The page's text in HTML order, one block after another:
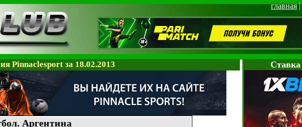
главная|
Pinnaclesport за 18.02.2013
Аргентина